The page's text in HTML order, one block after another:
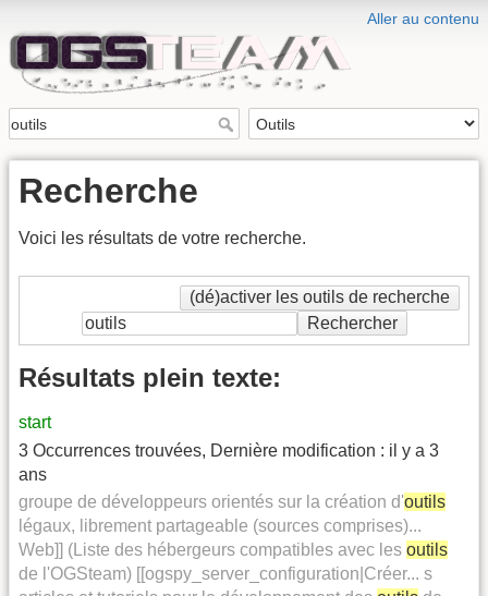
Aller au contenu
Recherche
Voici les résultats de votre recherche.
(dé)activer les outils de recherche
Rechercher
Résultats plein texte:
start
3 Occurrences trouvées, Dernière modification : il y a 3
ans
groupe de développeurs orientés sur la création d'outils
légaux, librement partageable (sources comprises)...
Web]] (Liste des hébergeurs compatibles avec les outils
de l'OGSteam) [[ogspy_server_configuration|Créer... s